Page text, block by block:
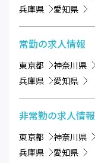
兵庫県
愛知県
常勤の求人情報
東京都 神奈川県
兵庫県
愛知県
非常勤の求人情報
東京都 神奈川県
兵庫県
愛知県